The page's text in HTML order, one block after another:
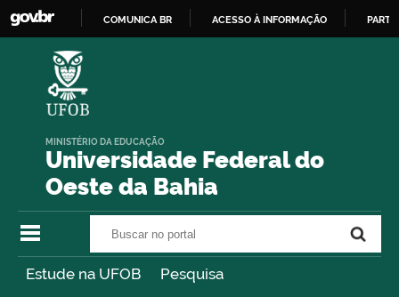
COMUNICA BR ACESSO À INFORMAÇÃO
Universidade Federal do
Oeste da Bahia
MINISTÉRIO DA EDUCAÇÃO
Estude na UFOB
Pesquisa